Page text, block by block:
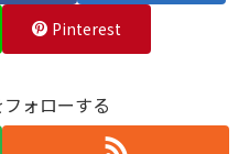
Pinterest
ォローする